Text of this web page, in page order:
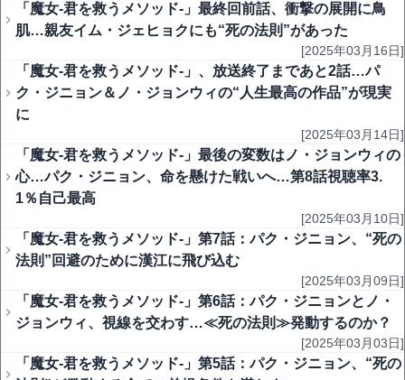
「魔女-君を救うメソッド-」最終回前話、衝撃の展開に鳥
肌…親友イム・ジェヒョクにも“死の法則”があった
[2025年03月16日]
「魔女-君を救うメソッド-」、放送終了まであと2話…パ
ク・ジニョン＆ノ・ジョンウィの“人生最高の作品”が現実
に
[2025年03月14日]
「魔女-君を救うメソッド-」最後の変数はノ・ジョンウィの
心…パク・ジニョン、命を懸けた戦いへ…第8話視聴率3.
1％自己最高
[2025年03月10日]
「魔女-君を救うメソッド-」第7話：パク・ジニョン、“死の
法則”回避のために漢江に飛び込む
[2025年03月09日]
「魔女-君を救うメソッド-」第6話：パク・ジニョンとノ・
ジョンウィ、視線を交わす…≪死の法則≫発動するのか？
[2025年03月03日]
「魔女-君を救うメソッド-」第5話：パク・ジニョン、“死の